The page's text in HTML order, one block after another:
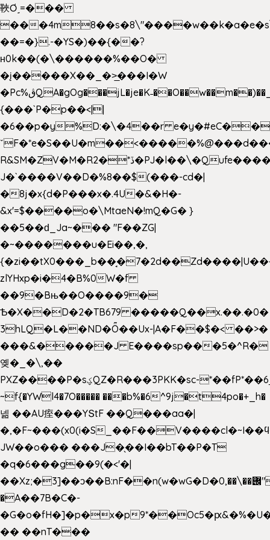
䩡Ơ˼=���
��
��=�}.-�YS�)��{��?
ʜ0k��(�\������%��O�
�į�����X��_�>̲���I�W
�Pc%ڨQA�gOg���jL�je�K˗��O��w��m��)��_��Rߊu>
{���`P�p��<||
�6��p�y%D:�\�4��r
R&SM�ZV�M�R2�*ڏ�PJ�l��\�Qufe����<�l���
J�`����V��D�%8��$(���-cd�|
�8j�x{d�P���x�.4U�&�H�-
&x'=$����o�\MtaeN�!mQ�G� }
��5��ԁ_Ja~��� "F��ZG|
�~�������u�Ei��,�,
zlYHxp�i�4�B%0W�f
��9�Bњ��O����9�
Ѣ�X��D�2�TB679 �����Q��x.��.�0�
3hLQ�L��ND�Ȫ��Ux-|A�F��$�< ��>�
���&�����J E����sp���5�^R�
옞�_�\,��
PXZ����P�sؼQZ�R���3PKK�sc-*��fP*��6_̦Q���H�hl��a��j��dӤ�ܥ�Ք�7�)S�_3y��@�n-
~f{�YWl4�7O����� ���b%�6^9j�t4po�+_h�
넮 ��AU痓���YՏtF ��Q���aa�|
�,�F~���(x0(i�S
JW��o��� ���J�̖��I��bT��P�T
�q�6���g��9(�<'�|
��Xz;�3]��ͻ��B:nF��n(w�wG�D�݌��\��,0"�
�A��7B�C�-
�G�o�fH�]�p�x�p
�� ��nT���